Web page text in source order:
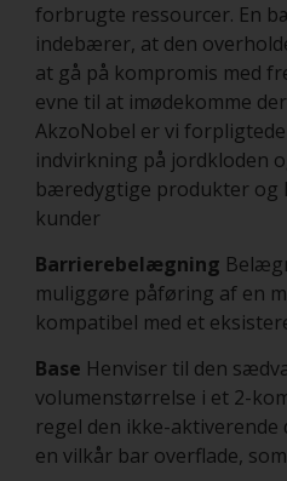
forbrugte ressourcer. En
indebærer, at den
at gå på kompromis med
evne til at imødekomme
AkzoNobel er vi
indvirkning på jordkloden
bæredygtige produkter og
kunder
Barrierebelægning
muliggøre påføring af en
kompatibel med et
Base Henviser til den
volumenstørrelse i et 2-
regel den ikke-aktiverende
en vilkår bar overflade,